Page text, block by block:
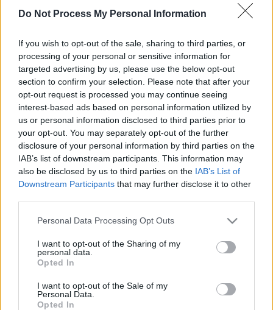
Do Not Process My Personal Information
If you wish to opt-out of the sale, sharing to third parties, or
processing of your personal or sensitive information for
targeted advertising by us, please use the below opt-out
section to confirm your selection. Please note that after your
opt-out request is processed you may continue seeing
interest-based ads based on personal information utilized by
us or personal information disclosed to third parties prior to
your opt-out. You may separately opt-out of the further
disclosure of your personal information by third parties on the
IAB’s list of downstream participants. This information may
also be disclosed by us to third parties on the IAB’s List of
Downstream Participants that may further disclose it to other
Please note that this website/app uses one or more Google
not limited to your visit or usage behaviour. You may click to
grant or deny consent to Google and its third-party tags to
use your data for below specified purposes in below Google
consent section.
Personal Data Processing Opt Outs
I want to opt-out of the Sharing of my
personal data.
Opted In
I want to opt-out of the Sale of my
Personal Data.
Opted In
Hard Crossword-Spieler mochten
auch:
Alles ansehen
Beste Spielergebnisse
Heute